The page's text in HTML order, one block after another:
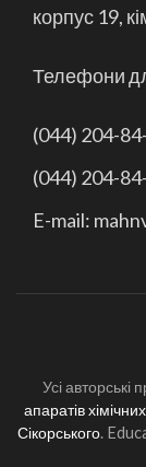
корпус 19,
Телефони
(044) 204-
(044) 204-
E-mail:
Усі
апаратів
Сікорського.